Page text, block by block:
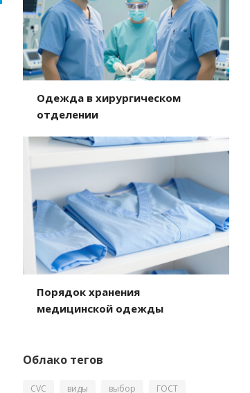
Одежда в хирургическом
отделении
Порядок хранения
медицинской одежды
Облако тегов
CVC виды выбор
ГОСТ